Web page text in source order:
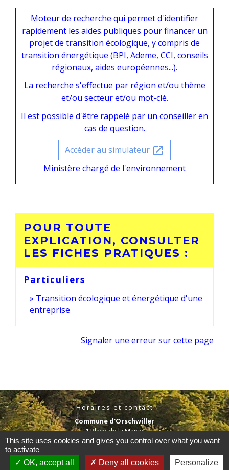
Moteur de recherche qui permet d'identifier
rapidement les aides publiques pour financer un
projet de transition écologique, y compris de
transition énergétique (BPI, Ademe, CCI, conseils
régionaux, aides européennes...).
La recherche s'effectue par région et/ou thème
et/ou secteur et/ou mot-clé.
Il est possible d'être rappelé par un conseiller en
cas de question.
Accéder au simulateur open_in_new
Ministère chargé de l'environnement
POUR TOUTE
EXPLICATION, CONSULTER
LES FICHES PRATIQUES :
Particuliers
Transition écologique et énergétique d'une
entreprise
Signaler une erreur sur cette page
Horaires et contact
Commune d'Orschwiller
1 Place de la Mairie
67600 Orschwiller - FRANCE
This site uses cookies and gives you control over what you want
to activate
OK, accept all
Deny all cookies Personalize